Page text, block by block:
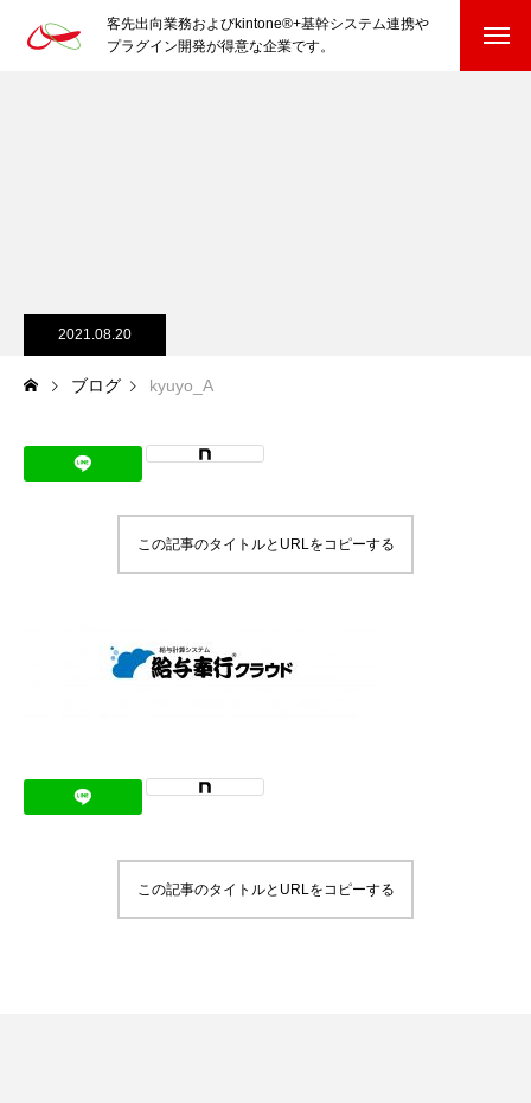
客先出向業務およびkintone®+基幹システム連携や
プラグイン開発が得意な企業です。
PluginAdaptiX Service Guide
HP/EC/Design/Logo
制作実績
COMPANY 会社を知る
BUSINESS
わたしたちの仕事
インタビュー
2021.08.20
ブログ kyuyo_A
この記事のタイトルとURLをコピーする
この記事のタイトルとURLをコピーする